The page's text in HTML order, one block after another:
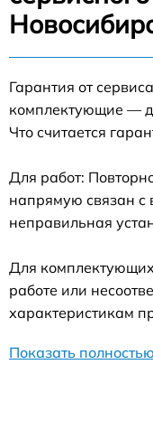
Гарантия от
комплектующие —
Что считается
Для работ:
напрямую связан с
неправильная
Для
работе или
характеристикам
Показать полностью